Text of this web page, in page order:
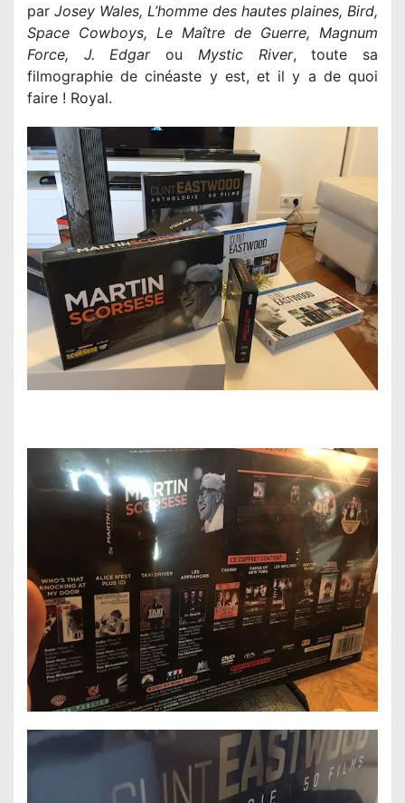
par Josey Wales, L’homme des hautes plaines, Bird,
Space Cowboys, Le Maître de Guerre, Magnum
Force, J. Edgarou Mystic River, toute sa
filmographie de cinéaste y est, et il y a de quoi
faire ! Royal.